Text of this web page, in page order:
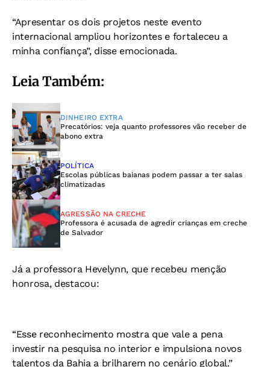
“Apresentar os dois projetos neste evento
internacional ampliou horizontes e fortaleceu a
minha confiança”, disse emocionada.
Leia Também:
DINHEIRO EXTRA
Precatórios: veja quanto professores vão receber de
abono extra
POLÍTICA
Escolas públicas baianas podem passar a ter salas
climatizadas
AGRESSÃO NA CRECHE
Professora é acusada de agredir crianças em creche
de Salvador
Já a professora Hevelynn, que recebeu menção
honrosa, destacou:
“Esse reconhecimento mostra que vale a pena
investir na pesquisa no interior e impulsiona novos
talentos da Bahia a brilharem no cenário global.”